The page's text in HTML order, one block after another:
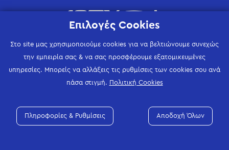
Επιλογές Cookies
Στο site μας χρησιμοποιούμε cookies για να βελτιώνουμε συνεχώς
την εμπειρία σας & να σας προσφέρουμε εξατομικευμένες
υπηρεσίες. Μπορείς να αλλάξεις τις ρυθμίσεις των cookies σου ανά
πάσα στιγμή. Πολιτική Cookies
Πληροφορίες & Ρυθμίσεις Αποδοχή Όλων